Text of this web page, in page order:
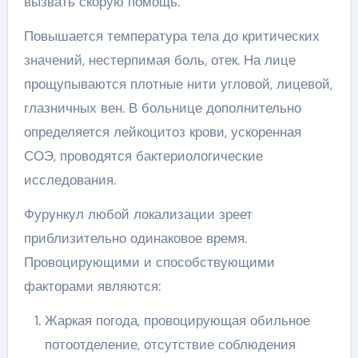
Повышается температура тела до критических
значений, нестерпимая боль, отек. На лице
прощупываются плотные нити угловой, лицевой,
глазничных вен. В больнице дополнительно
определяется лейкоцитоз крови, ускоренная
СОЭ, проводятся бактериологические
исследования.
Фурункул любой локализации зреет
приблизительно одинаковое время.
Провоцирующими и способствующими
факторами являются:
Жаркая погода, провоцирующая обильное
потоотделение, отсутствие соблюдения